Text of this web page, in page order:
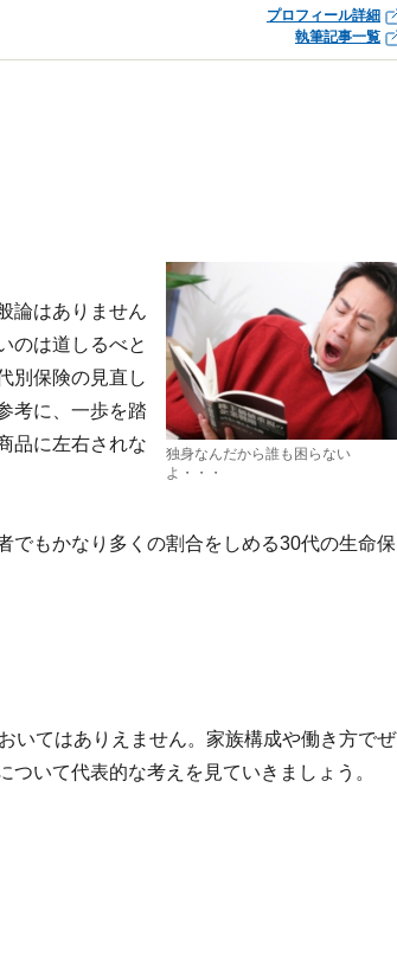
プロフィール詳細
執筆記事一覧
独身なんだから誰も困らない
よ・・・
論はありません
のは道しるべと
別保険の見直し
考に、一歩を踏
品に左右されな
でもかなり多くの割合をしめる30代の生命保
いてはありえません。家族構成や働き方でぜ
いて代表的な考えを見ていきましょう。